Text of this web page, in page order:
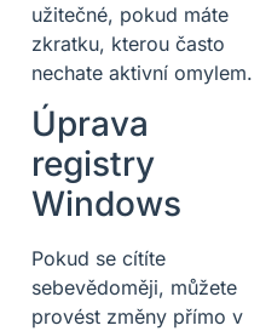
užitečné, pokud máte
zkratku, kterou často
nechate aktivní omylem.
Úprava
registry
Windows
Pokud se cítíte
sebevědoměji, můžete
provést změny přímo v